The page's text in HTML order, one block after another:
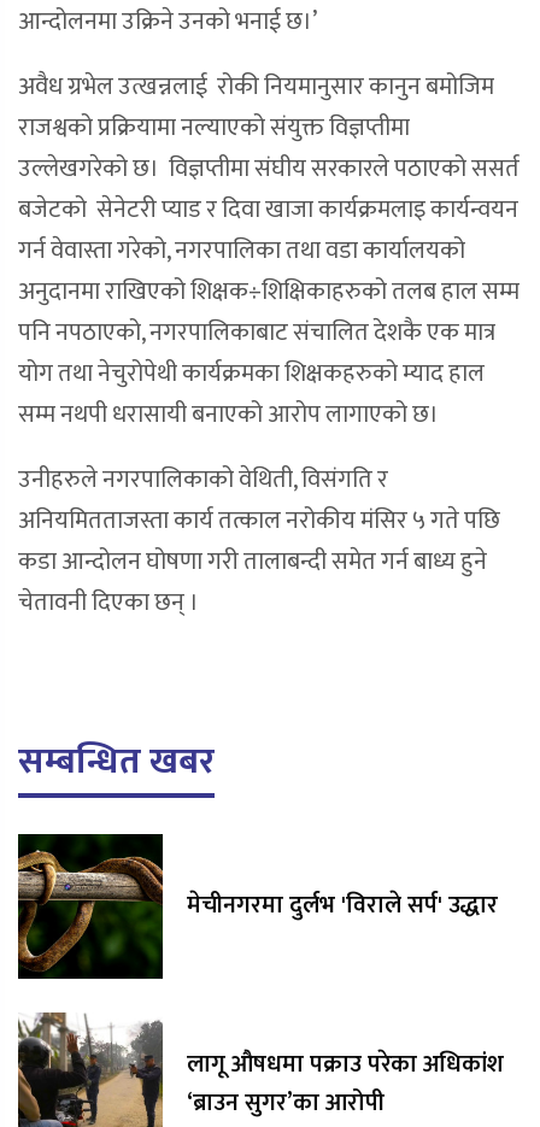
आन्दोलनमा उक्रिने उनको भनाई छ।’
अवैध ग्रभेल उत्खन्नलाई रोकी नियमानुसार कानुन बमोजिम
राजश्वको प्रक्रियामा नल्याएको संयुक्त विज्ञप्तीमा
उल्लेखगरेको छ। विज्ञप्तीमा संघीय सरकारले पठाएको ससर्त
बजेटको सेनेटरी प्याड र दिवा खाजा कार्यक्रमलाइ कार्यन्वयन
गर्न वेवास्ता गरेको, नगरपालिका तथा वडा कार्यालयको
अनुदानमा राखिएको शिक्षक÷शिक्षिकाहरुको तलब हाल सम्म
पनि नपठाएको, नगरपालिकाबाट संचालित देशकै एक मात्र
योग तथा नेचुरोपेथी कार्यक्रमका शिक्षकहरुको म्याद हाल
सम्म नथपी धरासायी बनाएको आरोप लागाएको छ।
उनीहरुले नगरपालिकाको वेथिती, विसंगति र
अनियमितताजस्ता कार्य तत्काल नरोकीय मंसिर ५ गते पछि
कडा आन्दोलन घोषणा गरी तालाबन्दी समेत गर्न बाध्य हुने
चेतावनी दिएका छन् ।
सम्बन्धित खबर
मेचीनगरमा दुर्लभ 'विराले सर्प' उद्धार
लागू औषधमा पक्राउ परेका अधिकांश
‘ब्राउन सुगर’का आरोपी